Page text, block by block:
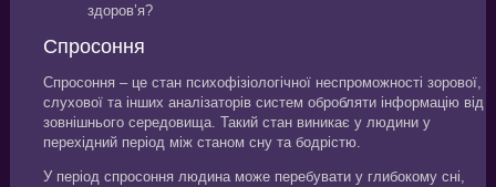
здоров’я?
Спросоння
Спросоння – це стан психофізіологічної неспроможності зорової,
слухової та інших аналізаторів систем обробляти інформацію від
зовнішнього середовища. Такий стан виникає у людини у
перехідний період між станом сну та бодрістю.
У період спросоння людина може перебувати у глибокому сні,